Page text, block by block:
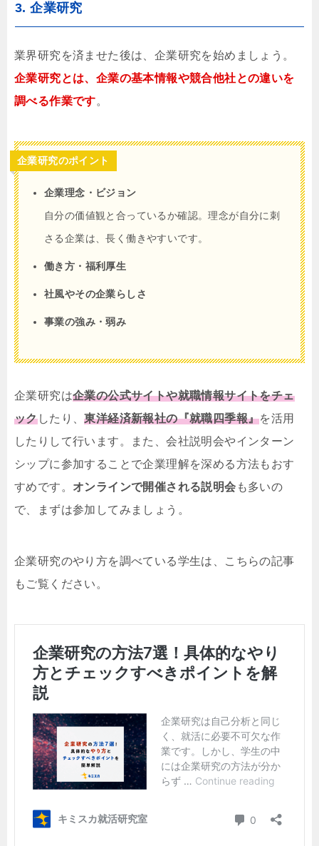
3. 企業研究
業界研究を済ませた後は、企業研究を始めましょう。
企業研究とは、企業の基本情報や競合他社との違いを
調べる作業です。
企業研究のポイント
企業理念・ビジョン
自分の価値観と合っているか確認。理念が自分に刺
さる企業は、長く働きやすいです。
働き方・福利厚生
社風やその企業らしさ
事業の強み・弱み
企業研究は企業の公式サイトや就職情報サイトをチェ
ックしたり、東洋経済新報社の『就職四季報』を活用
したりして行います。また、会社説明会やインターン
シップに参加することで企業理解を深める方法もおす
すめです。 オンラインで開催される説明会 も多いの
で、まずは参加してみましょう。
企業研究のやり方を調べている学生は、こちらの記事
もご覧ください。